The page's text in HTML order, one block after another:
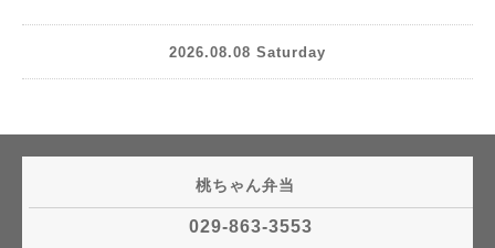
2026.08.08 Saturday
桃ちゃん弁当
029-863-3553